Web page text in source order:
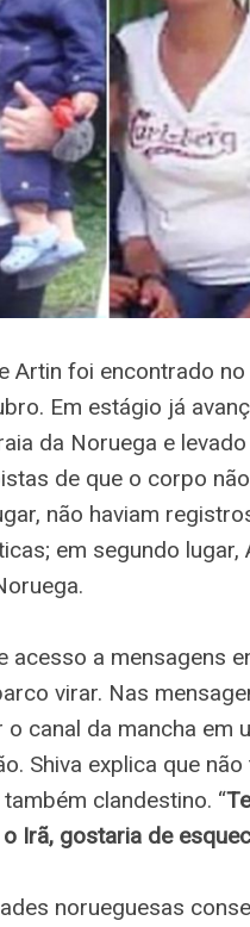
Artin foi encontrado
Em estágio já
da Noruega e
de que o corpo
não haviam
em segundo
acesso a mensagens
virar. Nas
o canal da mancha em
Shiva explica que
clandestino. “
Irã, gostaria de
norueguesas